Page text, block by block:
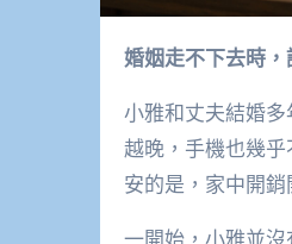
婚姻走不下去時
小雅和丈夫結婚
越晚，手機也幾
安的是，家中開
一開始，小雅並